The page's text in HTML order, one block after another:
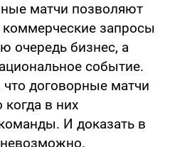
матчи позволяют
запросы
очередь бизнес, а
событие.
договорные матчи
когда в них
И доказать в
невозможно.